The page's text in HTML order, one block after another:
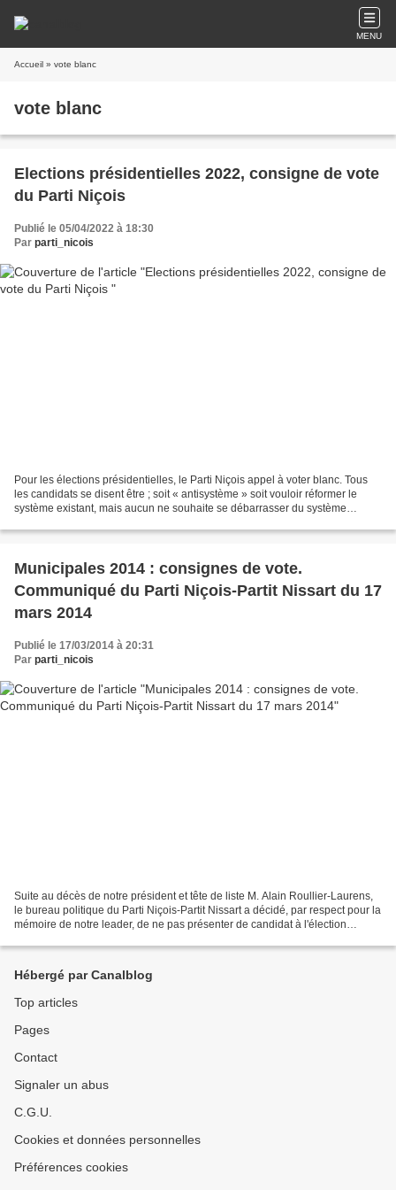
MENU
Accueil » vote blanc
vote blanc
Elections présidentielles 2022, consigne de vote
du Parti Niçois
Publié le 05/04/2022 à 18:30
Par parti_nicois
Pour les élections présidentielles, le Parti Niçois appel à voter blanc. Tous
les candidats se disent être ; soit « antisystème » soit vouloir réformer le
système existant, mais aucun ne souhaite se débarrasser du système
Municipales 2014 : consignes de vote.
Communiqué du Parti Niçois-Partit Nissart du 17
mars 2014
Publié le 17/03/2014 à 20:31
Par parti_nicois
Suite au décès de notre président et tête de liste M. Alain Roullier-Laurens,
le bureau politique du Parti Niçois-Partit Nissart a décidé, par respect pour la
mémoire de notre leader, de ne pas présenter de candidat à l'élection
Hébergé par Canalblog
Top articles
Pages
Contact
Signaler un abus
C.G.U.
Cookies et données personnelles
Préférences cookies